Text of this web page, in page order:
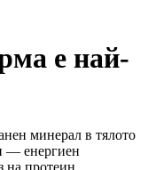
е най-
минерал в тялото
— енергиен
на протеин,